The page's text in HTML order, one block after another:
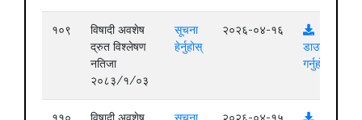
१०९
विषादी अवशेष
द्रुत विश्लेषण
नतिजा
२०८३/१/०३
सूचना
हेर्नुहोस्
२०२६-०४-१६
डाउनलोड
गर्नुहोस्